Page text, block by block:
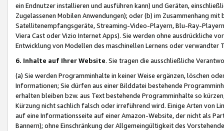
ein Endnutzer installieren und ausführen kann) und Geräten,
Zugelassenen Mobilen Anwendungen); oder (b) im Zusammenhang
Satellitenempfangsgeräte, Streaming-Video-Playern, Blu-Ray-
Viera Cast oder Vizio Internet Apps). Sie werden ohne ausdrückliche
Entwicklung von Modellen des maschinellen Lernens oder
6. Inhalte auf Ihrer Website. Sie tragen die ausschließliche
(a) Sie werden Programminhalte in keiner Weise ergänzen, löschen
Informationen; Sie dürfen aus einer Bilddatei bestehende
erhalten bleiben bzw. aus Text bestehende Programminhalte so
Kürzung nicht sachlich falsch oder irreführend wird. Einige Arten von
auf eine Informationsseite auf einer Amazon-Website, der nicht als
Bannern); ohne Einschränkung der Allgemeingültigkeit des